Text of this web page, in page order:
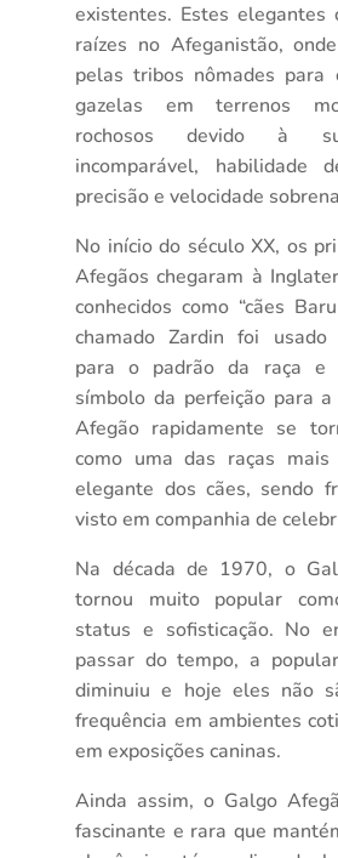
existentes. Estes elegantes
raízes no Afeganistão,
pelas tribos nômades para
gazelas em terrenos
rochosos devido à
incomparável, habilidade
precisão e velocidade
No início do século XX, os
Afegãos chegaram à
conhecidos como “cães
chamado Zardin foi usado
para o padrão da raça e
símbolo da perfeição para
Afegão rapidamente se
como uma das raças mais
elegante dos cães, sendo
visto em companhia de
Na década de 1970, o
tornou muito popular
status e sofisticação. No
passar do tempo, a
diminuiu e hoje eles não
frequência em ambientes
em exposições caninas.
Ainda assim, o Galgo
fascinante e rara que